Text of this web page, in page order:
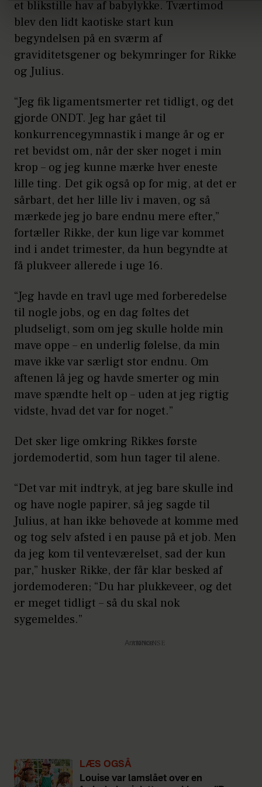
et blikstille hav af babylykke. Tværtimod
blev den lidt kaotiske start kun
begyndelsen på en sværm af
graviditetsgener og bekymringer for Rikke
og Julius.
“Jeg fik ligamentsmerter ret tidligt, og det
gjorde ONDT. Jeg har gået til
konkurrencegymnastik i mange år og er
ret bevidst om, når der sker noget i min
krop – og jeg kunne mærke hver eneste
lille ting. Det gik også op for mig, at det er
sårbart, det her lille liv i maven, og så
mærkede jeg jo bare endnu mere efter,”
fortæller Rikke, der kun lige var kommet
ind i andet trimester, da hun begyndte at
få plukveer allerede i uge 16.
“Jeg havde en travl uge med forberedelse
til nogle jobs, og en dag føltes det
pludseligt, som om jeg skulle holde min
mave oppe – en underlig følelse, da min
mave ikke var særligt stor endnu. Om
aftenen lå jeg og havde smerter og min
mave spændte helt op – uden at jeg rigtig
vidste, hvad det var for noget.”
Det sker lige omkring Rikkes første
jordemodertid, som hun tager til alene.
“Det var mit indtryk, at jeg bare skulle ind
og have nogle papirer, så jeg sagde til
Julius, at han ikke behøvede at komme med
og tog selv afsted i en pause på et job. Men
da jeg kom til venteværelset, sad der kun
par,” husker Rikke, der får klar besked af
jordemoderen; “Du har plukkeveer, og det
er meget tidligt – så du skal nok
sygemeldes.”
Annonce
LÆS OGSÅ
Louise var lamslået over en